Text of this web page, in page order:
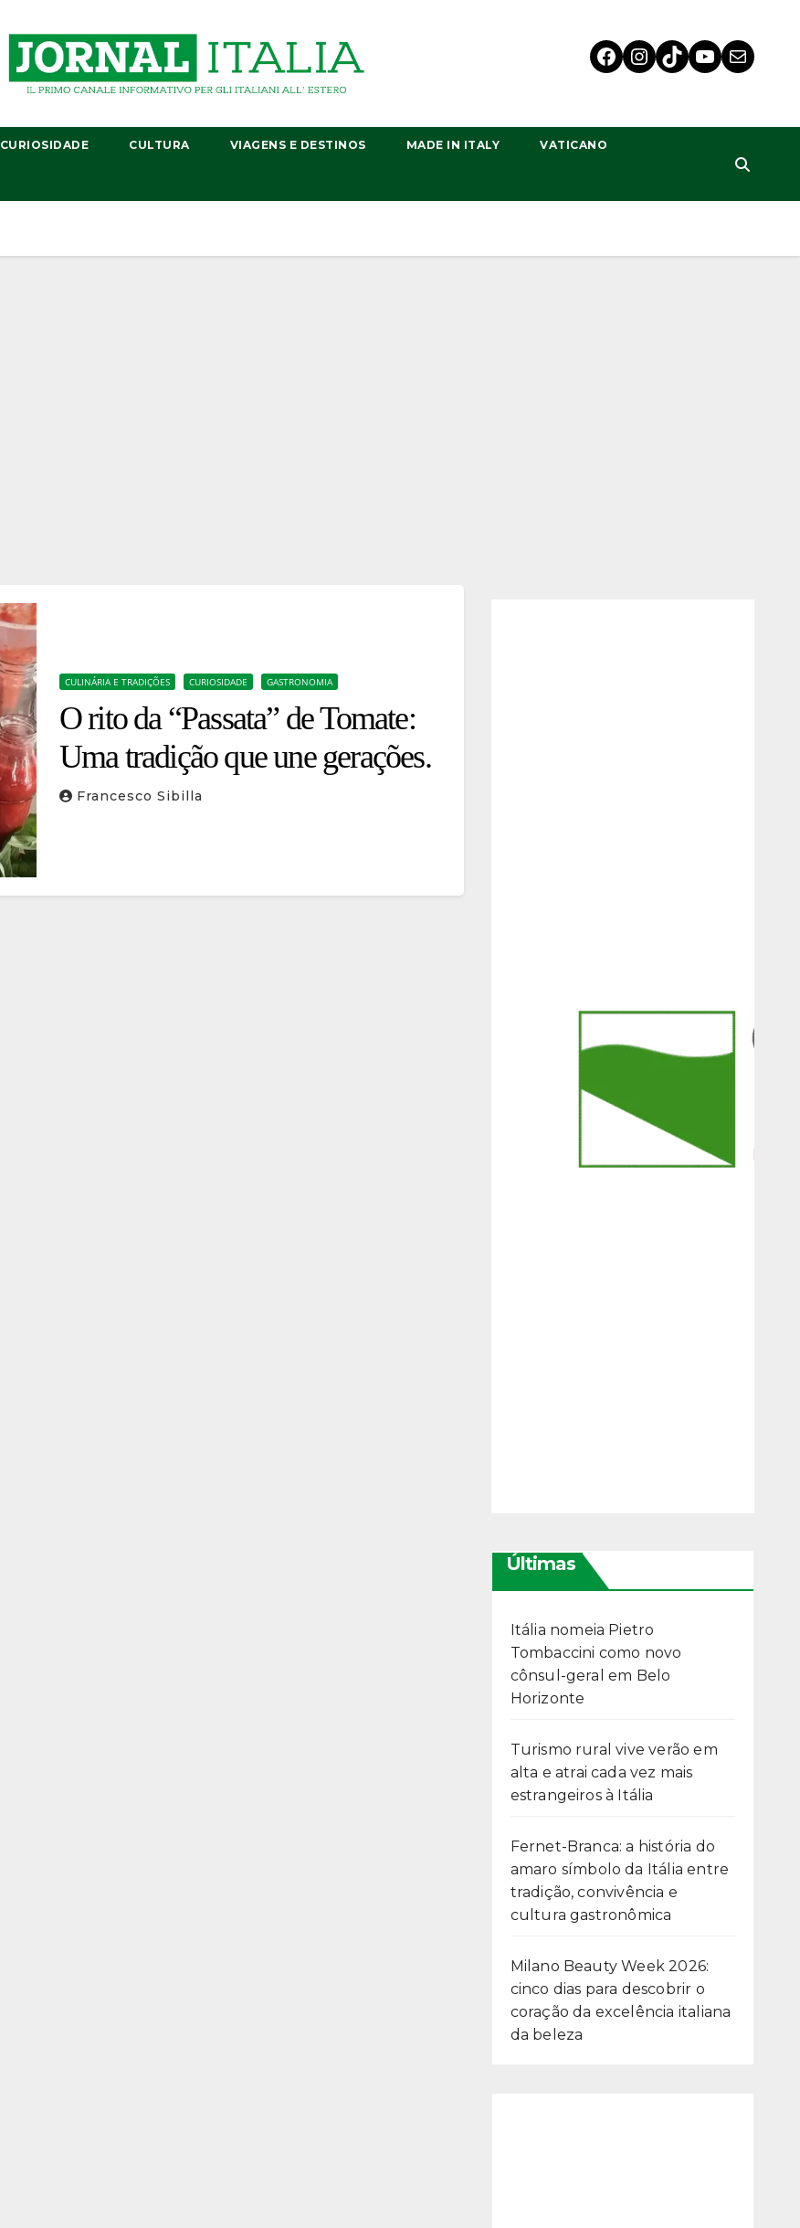
CURIOSIDADE CULTURA VIAGENS E DESTINOS MADE IN ITALY VATICANO
CULINÁRIA E TRADIÇÕES CURIOSIDADE GASTRONOMIA
O rito da “Passata” de Tomate:
Uma tradição que une gerações.
Francesco Sibilla
Últimas
Itália nomeia Pietro
Tombaccini como novo
cônsul-geral em Belo
Horizonte
Turismo rural vive verão em
alta e atrai cada vez mais
estrangeiros à Itália
Fernet-Branca: a história do
amaro símbolo da Itália entre
tradição, convivência e
cultura gastronômica
Milano Beauty Week 2026:
cinco dias para descobrir o
coração da excelência italiana
da beleza